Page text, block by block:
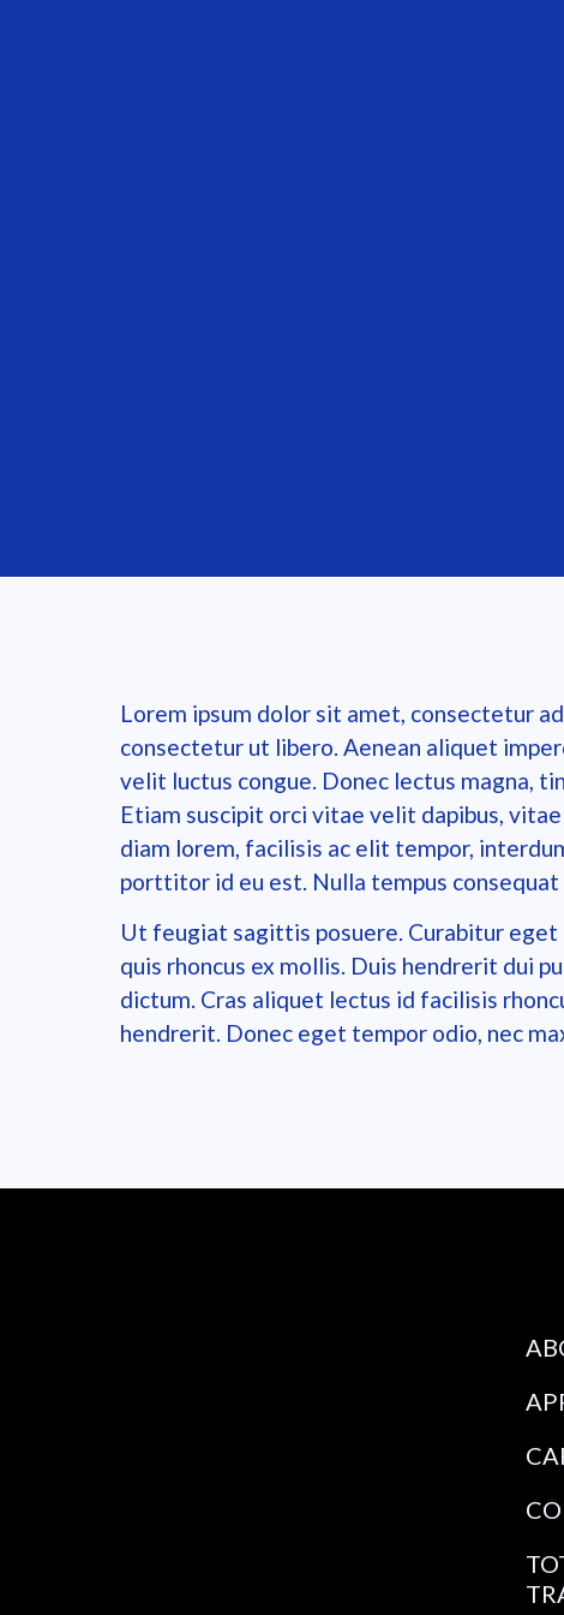
Lorem ipsum dolor sit amet, consectetur
consectetur ut libero. Aenean aliquet
velit luctus congue. Donec lectus magna,
Etiam suscipit orci vitae velit dapibus,
diam lorem, facilisis ac elit tempor,
porttitor id eu est. Nulla tempus
Ut feugiat sagittis posuere. Curabitur eget
quis rhoncus ex mollis. Duis hendrerit dui
dictum. Cras aliquet lectus id facilisis
hendrerit. Donec eget tempor odio, nec